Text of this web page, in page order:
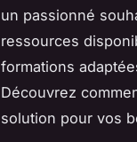
un passionné
ressources
formations
Découvrez
solution pour vos